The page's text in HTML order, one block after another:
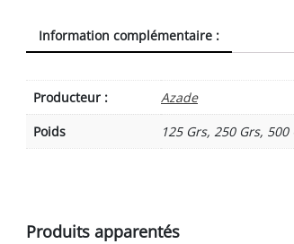
Information complémentaire :
Producteur :
Azade
Poids
125 Grs, 250 Grs, 500
Produits apparentés